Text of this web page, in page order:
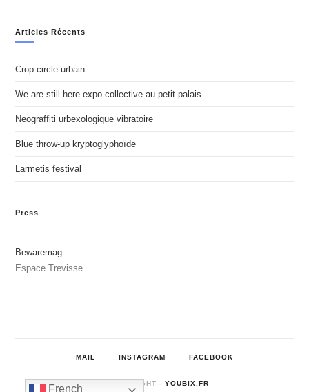
Articles Récents
Crop-circle urbain
We are still here expo collective au petit palais
Neograffiti urbexologique vibratoire
Blue throw-up kryptoglyphoïde
Larmetis festival
Press
Bewaremag
Espace Trevisse
MAIL INSTAGRAM FACEBOOK
© COPYRIGHT - YOUBIX.FR
French